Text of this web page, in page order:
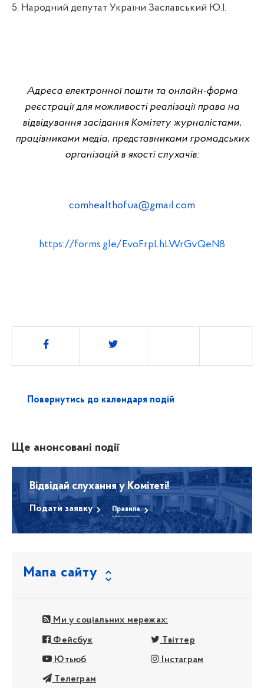
5. Народний депутат України Заславський Ю.І.
Адреса електронної пошти та онлайн-форма
реєстрації для можливості реалізації права на
відвідування засідання Комітету журналістами,
працівниками медіа, представниками громадських
організацій в якості слухачів:
comhealthofua@gmail.com
https://forms.gle/EvoFrpLhLWrGvQeN8
Поділитись
Повернутись до календаря подій
Ще анонсовані події
Відвідай слухання у Комітеті!
Подати заявку Правила
Мапа сайту
Ми у соціальних мережах:
Фейсбук Твіттер
Ютьюб Інстаграм
Телеграм